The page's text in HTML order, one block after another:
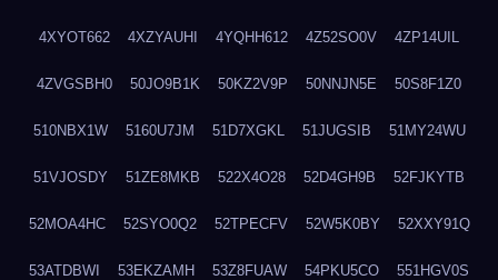
4XYOT662 4XZYAUHI 4YQHH612 4Z52SO0V 4ZP14UIL
4ZVGSBH0 50JO9B1K 50KZ2V9P 50NNJN5E 50S8F1Z0
510NBX1W 5160U7JM 51D7XGKL 51JUGSIB 51MY24WU
51VJOSDY 51ZE8MKB 522X4O28 52D4GH9B 52FJKYTB
52MOA4HC 52SYO0Q2 52TPECFV 52W5K0BY 52XXY91Q
53ATDBWI 53EKZAMH 53Z8FUAW 54PKU5CO 551HGV0S